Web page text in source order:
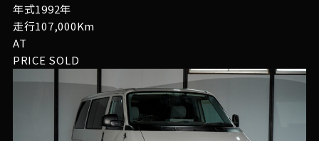
年式1992年
走行107,000Km
AT
PRICE SOLD